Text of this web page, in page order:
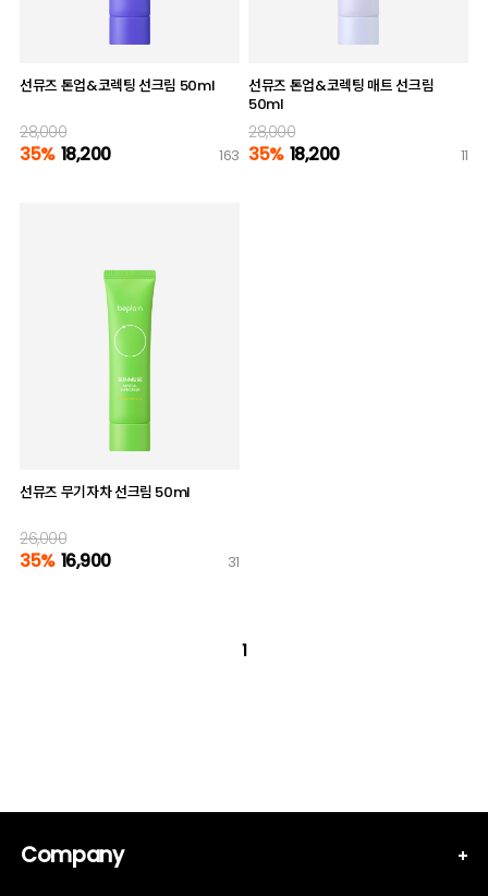
선뮤즈 톤업&코렉팅 선크림 50ml
28,000
35% 18,200 163
선뮤즈 톤업&코렉팅 매트 선크림
50ml
28,000
35% 18,200 11
선뮤즈 무기자차 선크림 50ml
26,000
35% 16,900 31
1
Company